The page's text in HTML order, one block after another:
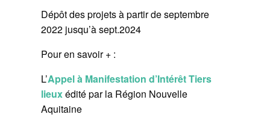
Dépôt des projets à partir de septembre
2022 jusqu’à sept.2024
Pour en savoir + :
L’Appel à Manifestation d’Intérêt Tiers
lieuxédité par la Région Nouvelle
Aquitaine